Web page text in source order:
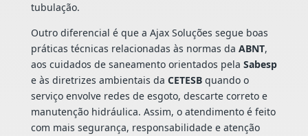
tubulação.
Outro diferencial é que a Ajax Soluções segue boas
práticas técnicas relacionadas às normas da ABNT,
aos cuidados de saneamento orientados pela Sabesp
e às diretrizes ambientais da CETESBquando o
serviço envolve redes de esgoto, descarte correto e
manutenção hidráulica. Assim, o atendimento é feito
com mais segurança, responsabilidade e atenção